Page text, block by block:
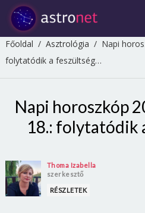
Főoldal / Asztrológia / Napi
folytatódik a feszültség…
Napi horoszkóp
18.: folytatódik
Thoma Izabella
szerkesztő
RÉSZLETEK